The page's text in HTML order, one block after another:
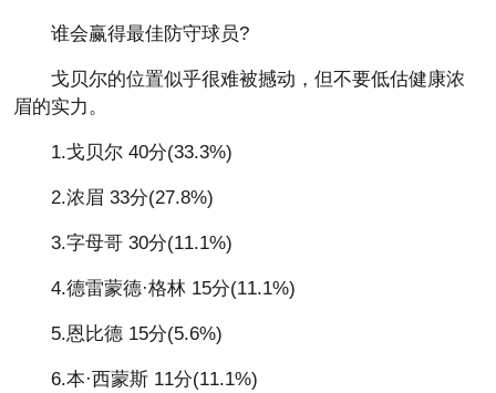
谁会赢得最佳防守球员?
戈贝尔的位置似乎很难被撼动，但不要低估健康浓
眉的实力。
1.戈贝尔 40分(33.3%)
2.浓眉 33分(27.8%)
3.字母哥 30分(11.1%)
4.德雷蒙德·格林 15分(11.1%)
5.恩比德 15分(5.6%)
6.本·西蒙斯 11分(11.1%)